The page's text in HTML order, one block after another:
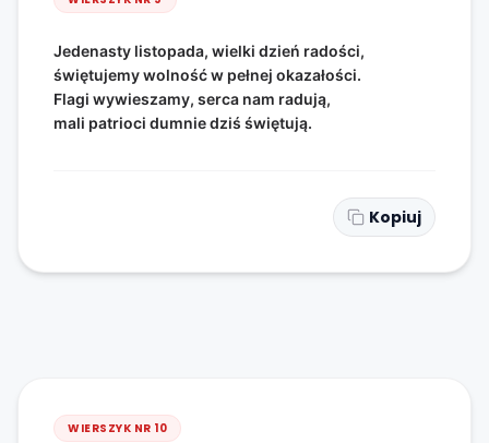
Jedenasty listopada, wielki dzień radości,
świętujemy wolność w pełnej okazałości.
Flagi wywieszamy, serca nam radują,
mali patrioci dumnie dziś świętują.
Kopiuj
WIERSZYK NR 10